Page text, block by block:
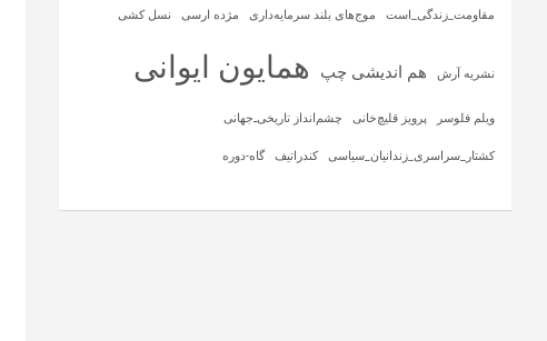
مقاومت_زندگی_است موج‌های بلند سرمایه‌داری مژده ارسی نسل کشی
نشریه آرش هم اندیشی چپ همایون ایوانی
ویلم فلوسر پرویز قلیچ‌خانی چشم‌انداز تاریخی‌ـ‌جهانی
کشتار_سراسری_زندانیان_سیاسی کندراتیف گاه-دوره